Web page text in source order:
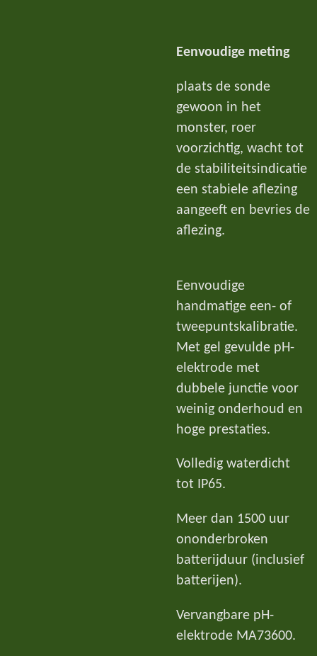
Eenvoudige meting
plaats de sonde
gewoon in het
monster, roer
voorzichtig, wacht tot
de stabiliteitsindicatie
een stabiele aflezing
aangeeft en bevries de
aflezing.
Eenvoudige
handmatige een- of
tweepuntskalibratie.
Met gel gevulde pH-
elektrode met
dubbele junctie voor
weinig onderhoud en
hoge prestaties.
Volledig waterdicht
tot IP65.
Meer dan 1500 uur
ononderbroken
batterijduur (inclusief
batterijen).
Vervangbare pH-
elektrode MA73600.